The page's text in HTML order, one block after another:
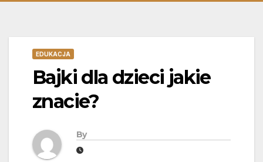
EDUKACJA
Bajki dla dzieci jakie
znacie?
By